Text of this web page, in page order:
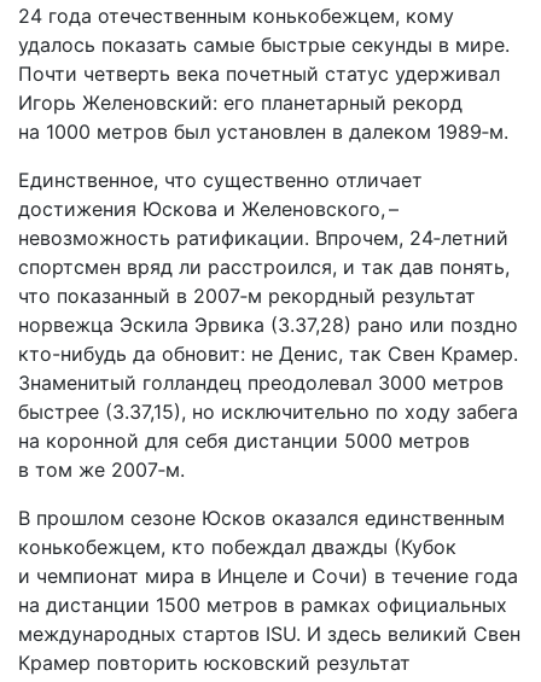
24 года отечественным конькобежцем, кому
удалось показать самые быстрые секунды в мире.
Почти четверть века почетный статус удерживал
Игорь Желеновский: его планетарный рекорд
на 1000 метров был установлен в далеком 1989‑м.
Единственное, что существенно отличает
достижения Юскова и Желеновского, –
невозможность ратификации. Впрочем, 24‑летний
спортсмен вряд ли расстроился, и так дав понять,
что показанный в 2007‑м рекордный результат
норвежца Эскила Эрвика (3.37,28) рано или поздно
кто-нибудь да обновит: не Денис, так Свен Крамер.
Знаменитый голландец преодолевал 3000 метров
быстрее (3.37,15), но исключительно по ходу забега
на коронной для себя дистанции 5000 метров
в том же 2007‑м.
В прошлом сезоне Юсков оказался единственным
конькобежцем, кто побеждал дважды (Кубок
и чемпионат мира в Инцеле и Сочи) в течение года
на дистанции 1500 метров в рамках официальных
международных стартов ISU. И здесь великий Свен
Крамер повторить юсковский результат